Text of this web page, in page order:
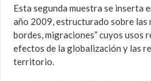
Esta segunda muestra se inserta
año 2009, estructurado sobre las
bordes, migraciones” cuyos usos
efectos de la globalización y las
territorio.